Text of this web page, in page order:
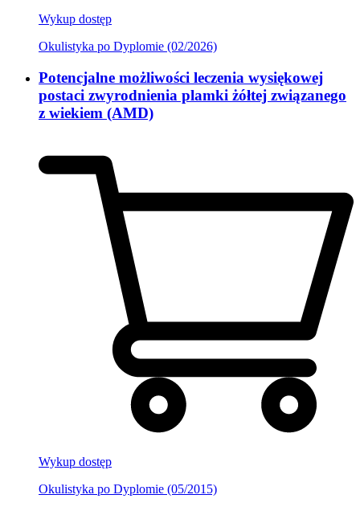
Wykup dostęp
Okulistyka po Dyplomie (02/2026)
Potencjalne możliwości leczenia wysiękowej
postaci zwyrodnienia plamki żółtej związanego
z wiekiem (AMD)
Wykup dostęp
Okulistyka po Dyplomie (05/2015)